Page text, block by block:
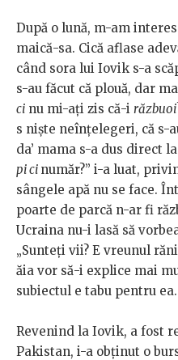
După o lună, m-am
maică-sa. Cică aflase
când sora lui Iovik s-a
s-au făcut că plouă, dar
ci nu mi-ați zis că-i răzbuoi
s niște neînțelegeri, că s-
da’ mama s-a dus direct
pi ci număr?” i-a luat,
sângele apă nu se face.
poarte de parcă n-ar fi
Ucraina nu-i lasă să
„Sunteți vii? E vreunul
ăia vor să-i explice mai
subiectul e tabu pentru ea.
Revenind la Iovik, a fost
Pakistan, i-a obținut o